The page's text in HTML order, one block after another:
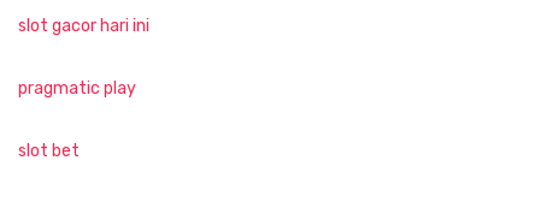
slot gacor hari ini
pragmatic play
slot bet